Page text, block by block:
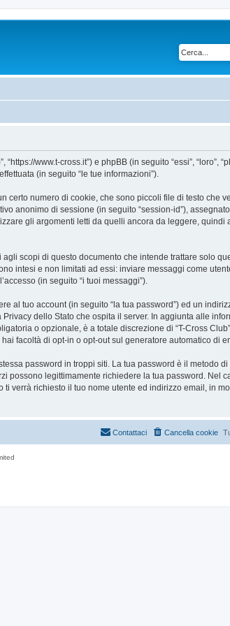
www.t-cross.it”) e phpBB (in seguito “essi”, “loro”,
(in seguito “le tue informazioni”).
certo numero di cookie, che sono piccoli file di testo che
anonimo di sessione (in seguito “session-id”),
gli argomenti letti da quelli ancora da leggere, quindi
scopi di questo documento che intende trattare solo
intesi e non limitati ad essi: inviare messaggi come
(in seguito “i tuoi messaggi”).
al tuo account (in seguito “la tua password”) ed un
dello Stato che ospita il server. In aggiunta alle
o opzionale, è a totale discrezione di “T-Cross
facoltà di opt-in o opt-out sul generatore automatico di
password in troppi siti. La tua password è il metodo
possono legittimamente richiedere la tua password. Nel
verrà richiesto il tuo nome utente ed indirizzo email, in
Cancella cookie
Contattaci